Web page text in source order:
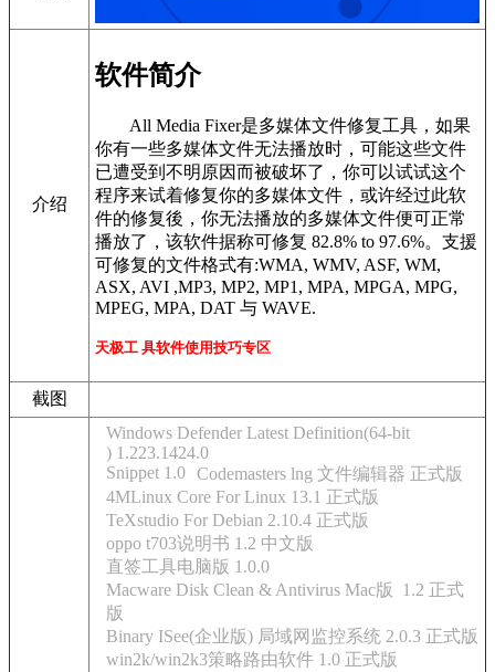
介绍
软件简介
All Media Fixer是多媒体文件修复工具，如果
你有一些多媒体文件无法播放时，可能这些文件
已遭受到不明原因而被破坏了，你可以试试这个
程序来试着修复你的多媒体文件，或许经过此软
件的修复後，你无法播放的多媒体文件便可正常
播放了，该软件据称可修复 82.8% to 97.6%。支援
可修复的文件格式有:WMA, WMV, ASF, WM,
ASX, AVI ,MP3, MP2, MP1, MPA, MPGA, MPG,
MPEG, MPA, DAT 与 WAVE.
天极工 具软件使用技巧专区
截图
Windows Defender Latest Definition(64-bit
) 1.223.1424.0
Snippet 1.0 Codemasters lng 文件编辑器 正式版
4MLinux Core For Linux 13.1 正式版
TeXstudio For Debian 2.10.4 正式版
oppo t703说明书 1.2 中文版
直签工具电脑版 1.0.0
Macware Disk Clean & Antivirus Mac版 1.2 正式
版
Binary ISee(企业版) 局域网监控系统 2.0.3 正式版
win2k/win2k3策略路由软件 1.0 正式版